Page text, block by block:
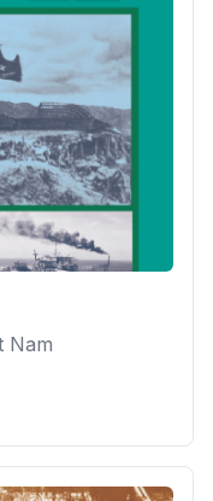
Nam